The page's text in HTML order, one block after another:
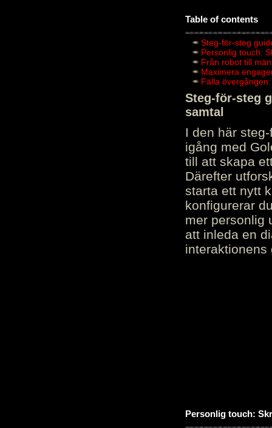
Table of contents
Steg-för-steg
Personlig touch:
Från robot till
Maximera
Fälla
Steg-för-steg
samtal
I den här
igång med
till att skapa
Därefter
starta ett nytt
konfigurerar
mer personlig
att inleda en
interaktionens
Personlig touch: